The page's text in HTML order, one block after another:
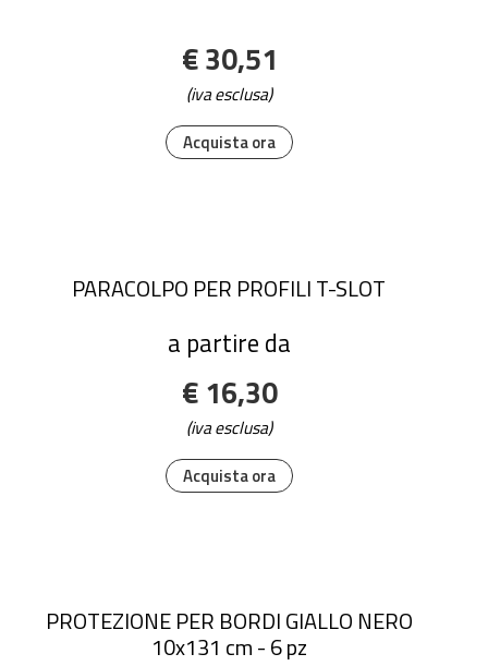
Acquista ora
€ 30,51
(iva esclusa)
Acquista ora
PARACOLPO PER PROFILI T-SLOT
a partire da
€ 16,30
(iva esclusa)
PROTEZIONE PER BORDI GIALLO NERO
10x131 cm - 6 pz